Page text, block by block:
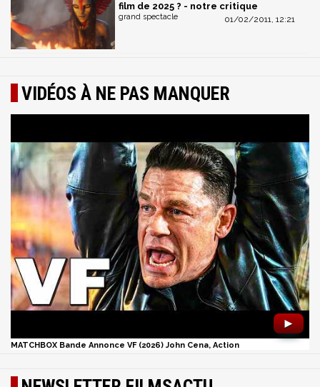
film de 2025 ? - notre critique
01/02/2011, 12:21
grand spectacle
VIDÉOS À NE PAS MANQUER
►
MATCHBOX Bande Annonce VF (2026) John Cena, Action